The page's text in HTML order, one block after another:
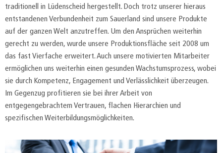
traditionell in Lüdenscheid hergestellt. Doch trotz unserer hieraus
entstandenen Verbundenheit zum Sauerland sind unsere Produkte
auf der ganzen Welt anzutreffen. Um den Ansprüchen weiterhin
gerecht zu werden, wurde unsere Produktionsfläche seit 2008 um
das fast Vierfache erweitert. Auch unsere motivierten Mitarbeiter
ermöglichen uns weiterhin einen gesunden Wachstumsprozess, wobei
sie durch Kompetenz, Engagement und Verlässlichkeit überzeugen.
Im Gegenzug profitieren sie bei ihrer Arbeit von
entgegengebrachtem Vertrauen, flachen Hierarchien und
spezifischen Weiterbildungsmöglichkeiten.